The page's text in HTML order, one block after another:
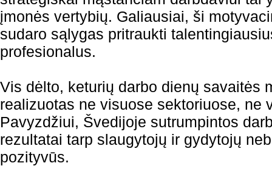
įmonės vertybių. Galiausiai, ši
sudaro sąlygas pritraukti
profesionalus.
Vis dėlto, keturių darbo dienų savaitės
realizuotas ne visuose sektoriuose, ne
Pavyzdžiui, Švedijoje sutrumpintos
rezultatai tarp slaugytojų ir gydytojų
pozityvūs.